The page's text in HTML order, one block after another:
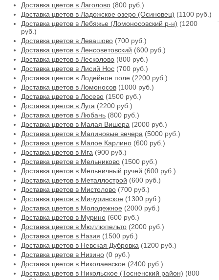
Доставка цветов в Лаголово (800 руб.)
Доставка цветов в Ладожское озеро (Осиновец) (1100 руб.)
Доставка цветов в Лебяжье (Ломоносовский р-н) (1200
руб.)
Доставка цветов в Левашово (700 руб.)
Доставка цветов в Ленсоветовский (600 руб.)
Доставка цветов в Лесколово (800 руб.)
Доставка цветов в Лисий Нос (700 руб.)
Доставка цветов в Лодейное поле (2200 руб.)
Доставка цветов в Ломоносов (1000 руб.)
Доставка цветов в Лосево (1500 руб.)
Доставка цветов в Луга (2200 руб.)
Доставка цветов в Любань (800 руб.)
Доставка цветов в Малая Вишера (2000 руб.)
Доставка цветов в Малиновые вечера (5000 руб.)
Доставка цветов в Малое Карлино (600 руб.)
Доставка цветов в Мга (900 руб.)
Доставка цветов в Мельниково (1500 руб.)
Доставка цветов в Мельничный ручей (600 руб.)
Доставка цветов в Металлострой (600 руб.)
Доставка цветов в Мистолово (700 руб.)
Доставка цветов в Мичуринское (1300 руб.)
Доставка цветов в Молодежное (2000 руб.)
Доставка цветов в Мурино (600 руб.)
Доставка цветов в Мюллюпельто (2000 руб.)
Доставка цветов в Назия (1500 руб.)
Доставка цветов в Невская Дубровка (1200 руб.)
Доставка цветов в Низино (0 руб.)
Доставка цветов в Николаевское (2400 руб.)
Доставка цветов в Никольское (Тосненский район) (800